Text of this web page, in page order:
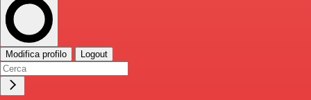
Modifica profilo Logout